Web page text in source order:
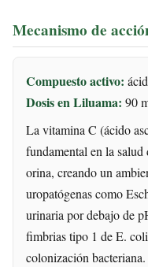
Mecanismo de
Compuesto activo:
Dosis en Liluama: 90
La vitamina C (ácido
fundamental en la
orina, creando un
uropatógenas como
urinaria por debajo de
fimbrias tipo 1 de E.
colonización